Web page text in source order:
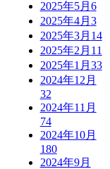
2025年5月 6
2025年4月 3
2025年3月 14
2025年2月 11
2025年1月 33
2024年12月
32
2024年11月
74
2024年10月
180
2024年9月